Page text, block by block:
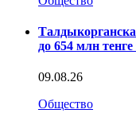
до 654 млн тенге
09.08.26
Общество